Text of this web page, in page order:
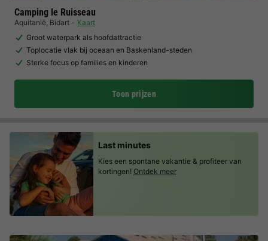
Camping le Ruisseau
Aquitanië, Bidart
Kaart
Groot waterpark als hoofdattractie
Toplocatie vlak bij oceaan en Baskenland-steden
Sterke focus op families en kinderen
Toon prijzen
Last minutes
Kies een spontane vakantie & profiteer van
kortingen! Ontdek meer